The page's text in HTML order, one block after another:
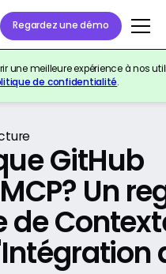
Regardez une démo
une meilleure expérience à nos
de confidentialité.
GitHub
Un
de